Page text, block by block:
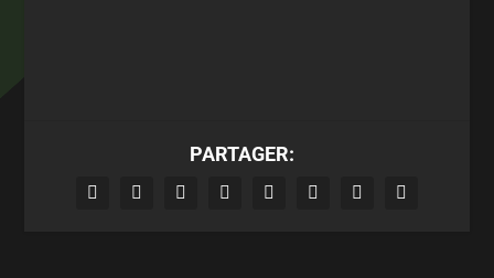
PARTAGER: